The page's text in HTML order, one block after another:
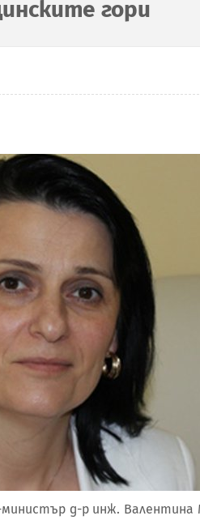
гори
д-р инж. Валентина